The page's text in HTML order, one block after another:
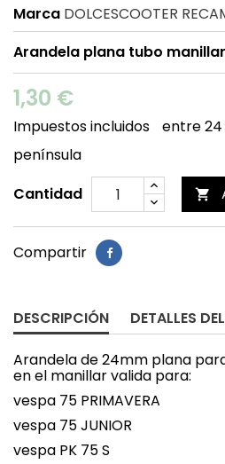
Marca DOLCESCOOTER
Arandela plana tubo manillar
1,30 €
Impuestos incluidos
entre
península
Cantidad

Compartir
DESCRIPCIÓN DETALLES
Arandela de 24mm plana
en el manillar valida para:
vespa 75 PRIMAVERA
vespa 75 JUNIOR
vespa PK 75 S